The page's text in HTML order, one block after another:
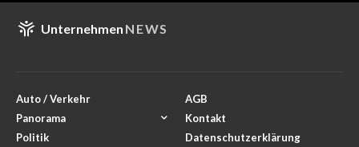
Unternehmen NEWS
Auto / Verkehr
Panorama
Politik
AGB
Kontakt
Datenschutzerklärung